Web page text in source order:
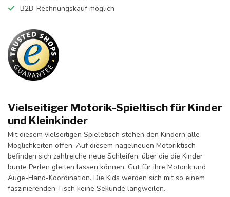
B2B-Rechnungskauf möglich
Vielseitiger Motorik-Spieltisch für Kinder
und Kleinkinder
Mit diesem vielseitigen Spieletisch stehen den Kindern alle
Möglichkeiten offen. Auf diesem nagelneuen Motoriktisch
befinden sich zahlreiche neue Schleifen, über die die Kinder
bunte Perlen gleiten lassen können. Gut für ihre Motorik und
Auge-Hand-Koordination. Die Kids werden sich mit so einem
faszinierenden Tisch keine Sekunde langweilen.